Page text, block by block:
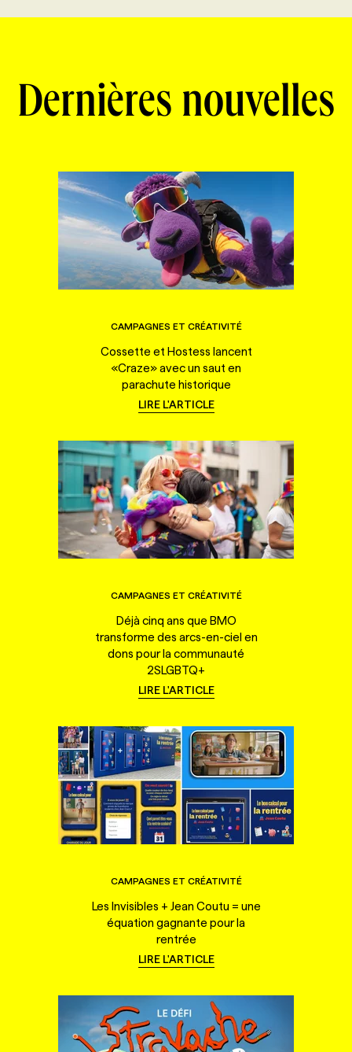
Dernières nouvelles
CAMPAGNES ET CRÉATIVITÉ
Cossette et Hostess lancent
«Craze» avec un saut en
parachute historique
LIRE L'ARTICLE
CAMPAGNES ET CRÉATIVITÉ
Déjà cinq ans que BMO
transforme des arcs-en-ciel en
dons pour la communauté
2SLGBTQ+
LIRE L'ARTICLE
CAMPAGNES ET CRÉATIVITÉ
Les Invisibles + Jean Coutu = une
équation gagnante pour la
rentrée
LIRE L'ARTICLE